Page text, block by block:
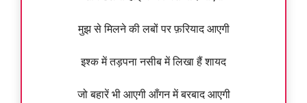
मुझ से मिलने की लबों पर फ़रियाद आएगी
इश्क में तड़पना नसीब में लिखा हैं शायद
जो बहारें भी आएगी आँगन में बरबाद आएगी